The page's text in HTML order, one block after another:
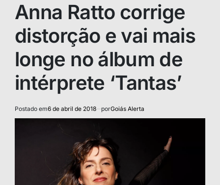
Anna Ratto corrige
distorção e vai mais
longe no álbum de
intérprete ‘Tantas’
Postado em6 de abril de 2018 porGoiás Alerta